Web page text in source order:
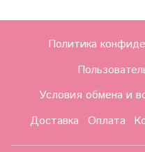
Политика
Условия обмена и
Доставка
Оплата